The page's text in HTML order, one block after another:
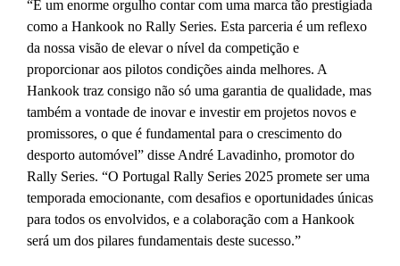
“É um enorme orgulho contar com uma marca tão prestigiada
como a Hankook no Rally Series. Esta parceria é um reflexo
da nossa visão de elevar o nível da competição e
proporcionar aos pilotos condições ainda melhores. A
Hankook traz consigo não só uma garantia de qualidade, mas
também a vontade de inovar e investir em projetos novos e
promissores, o que é fundamental para o crescimento do
desporto automóvel” disse André Lavadinho, promotor do
Rally Series. “O Portugal Rally Series 2025 promete ser uma
temporada emocionante, com desafios e oportunidades únicas
para todos os envolvidos, e a colaboração com a Hankook
será um dos pilares fundamentais deste sucesso.”